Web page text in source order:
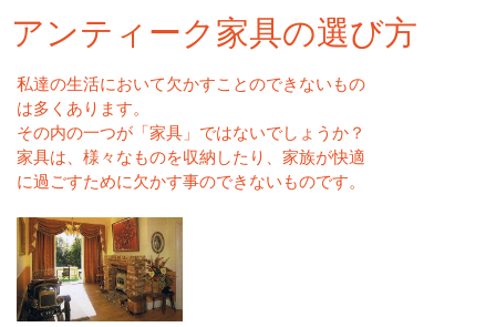
アンティーク家具の選び方
私達の生活において欠かすことのできないもの
は多くあります。
その内の一つが「家具」ではないでしょうか？
家具は、様々なものを収納したり、家族が快適
に過ごすために欠かす事のできないものです。